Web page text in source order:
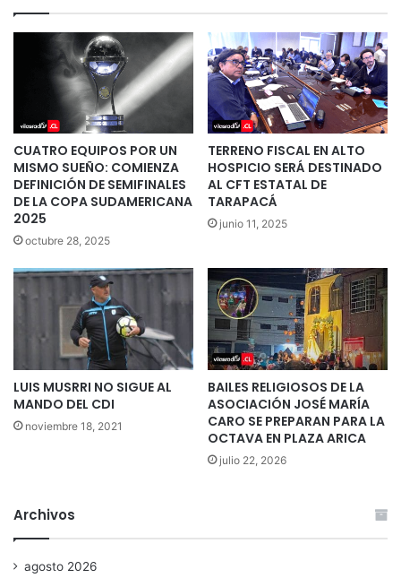
CUATRO EQUIPOS POR UN
MISMO SUEÑO: COMIENZA
DEFINICIÓN DE SEMIFINALES
DE LA COPA SUDAMERICANA
2025
octubre 28, 2025
TERRENO FISCAL EN ALTO
HOSPICIO SERÁ DESTINADO
AL CFT ESTATAL DE
TARAPACÁ
junio 11, 2025
LUIS MUSRRI NO SIGUE AL
MANDO DEL CDI
noviembre 18, 2021
BAILES RELIGIOSOS DE LA
ASOCIACIÓN JOSÉ MARÍA
CARO SE PREPARAN PARA LA
OCTAVA EN PLAZA ARICA
julio 22, 2026
Archivos
agosto 2026